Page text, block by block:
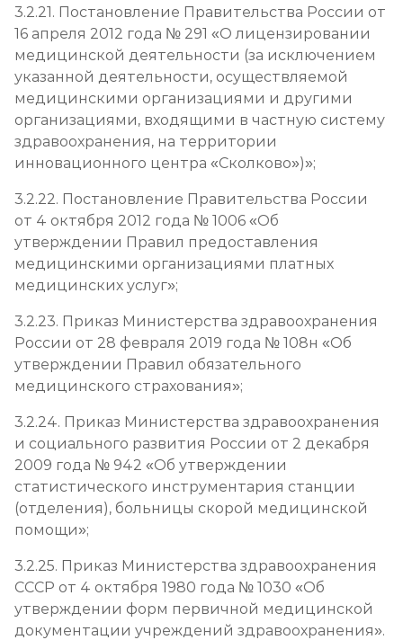
3.2.21. Постановление Правительства России от
16 апреля 2012 года № 291 «О лицензировании
медицинской деятельности (за исключением
указанной деятельности, осуществляемой
медицинскими организациями и другими
организациями, входящими в частную систему
здравоохранения, на территории
инновационного центра «Сколково»)»;
3.2.22. Постановление Правительства России
от 4 октября 2012 года № 1006 «Об
утверждении Правил предоставления
медицинскими организациями платных
медицинских услуг»;
3.2.23. Приказ Министерства здравоохранения
России от 28 февраля 2019 года № 108н «Об
утверждении Правил обязательного
медицинского страхования»;
3.2.24. Приказ Министерства здравоохранения
и социального развития России от 2 декабря
2009 года № 942 «Об утверждении
статистического инструментария станции
(отделения), больницы скорой медицинской
помощи»;
3.2.25. Приказ Министерства здравоохранения
СССР от 4 октября 1980 года № 1030 «Об
утверждении форм первичной медицинской
документации учреждений здравоохранения».